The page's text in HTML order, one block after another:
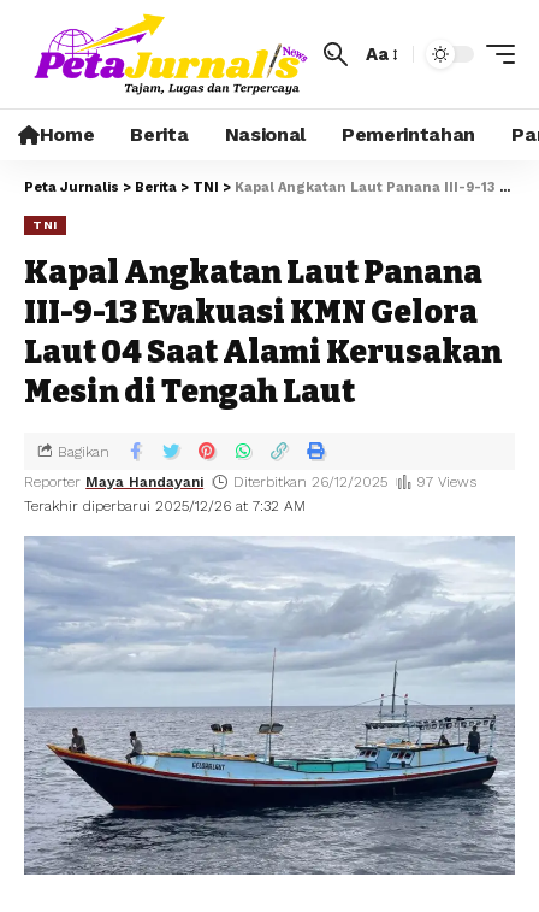
Aa
Home Berita Nasional Pemerintahan
Peta Jurnalis > Berita > TNI > Kapal Angkatan Laut Panana III-9-13 Evakuasi KMN Gelora Laut 04 Saat Alami Kerusakan Mesin di Tengah Laut
TNI
Kapal Angkatan Laut Panana
III-9-13 Evakuasi KMN Gelora
Laut 04 Saat Alami Kerusakan
Mesin di Tengah Laut
Terakhir diperbarui 2025/12/26 at 7:32 AM
Reporter Maya Handayani Diterbitkan 26/12/2025 97 Views
Bagikan